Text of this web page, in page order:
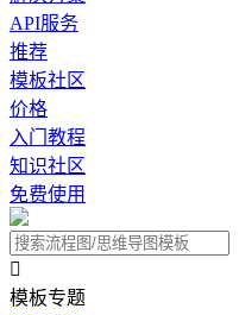
API服务
推荐
模板社区
价格
入门教程
知识社区
免费使用

模板专题